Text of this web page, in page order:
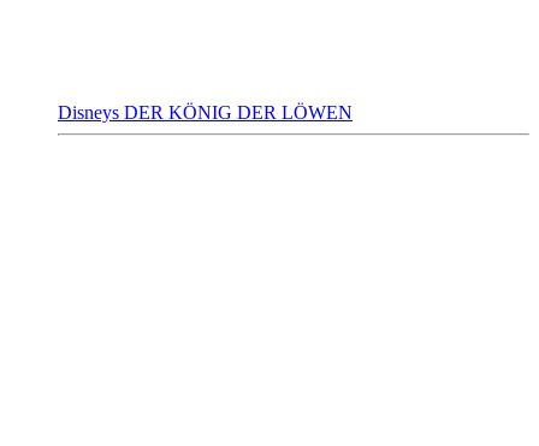
Disneys DER KÖNIG DER LÖWEN